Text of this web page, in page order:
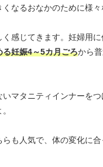
なるおなかのために様々
感じてきます。妊婦用
妊娠4～5カ月ごろから
マタニティインナーを
も人気で、体の変化に